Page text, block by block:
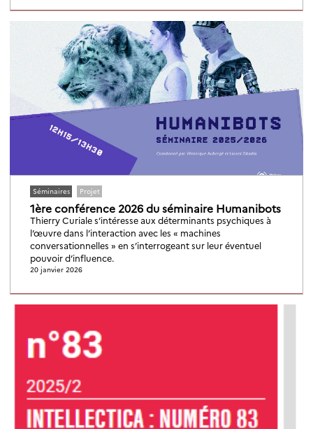
Séminaires Projet
1ère conférence 2026 du séminaire Humanibots
Thierry Curiale s’intéresse aux déterminants psychiques à
l’œuvre dans l’interaction avec les « machines
conversationnelles » en s’interrogeant sur leur éventuel
pouvoir d’influence.
20 janvier 2026